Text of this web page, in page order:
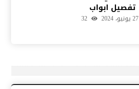
تفصيل ابواب
27 يونيو، 2024 32